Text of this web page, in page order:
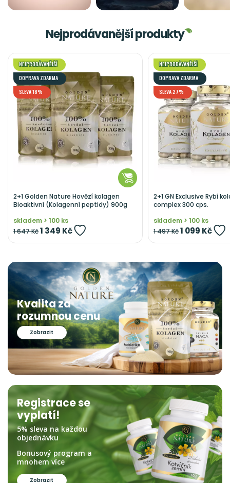
Nejprodávanější produkty
NEJPRODÁVANĚJŠÍ
DOPRAVA ZDARMA
SLEVA 18%
2+1 Golden Nature Hovězí kolagen
Bioaktivní (Kolagenní peptidy) 900g
skladem > 100 ks
1 647 Kč1 349 Kč
NEJPRODÁVANĚJŠÍ
DOPRAVA ZDARMA
SLEVA 27%
2+1 GN Exclusive Rybí
complex 300 cps.
skladem > 100 ks
1 497 Kč1 099 Kč
Kvalita za
rozumnou cenu
Zobrazit
Registrace se
vyplatí!
5% sleva na každou
objednávku
Bonusový program a
mnohem více
Zobrazit